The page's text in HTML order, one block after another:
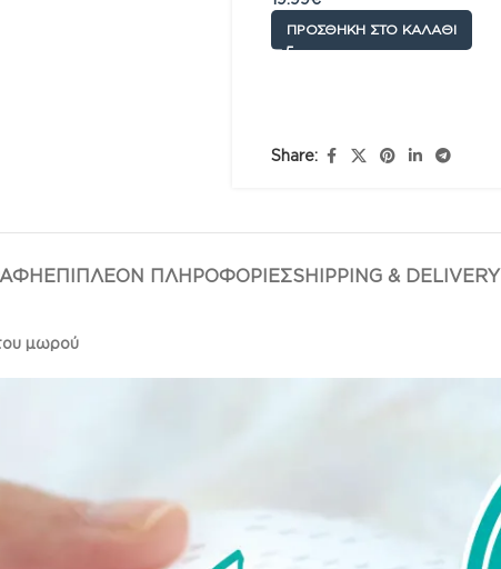
ΠΡΟΣΘΉΚΗ ΣΤΟ ΚΑΛΆΘΙ
Share:
ΕΠΙΠΛΈΟΝ ΠΛΗΡΟΦΟΡΊΕΣSHIPPING & DELIVERY
μωρού